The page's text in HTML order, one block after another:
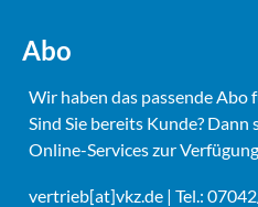
Abo
Wir haben das passende Abo
Sind Sie bereits Kunde?
Online-Services zur Verfügung.
vertrieb[at]vkz.de | Tel.: